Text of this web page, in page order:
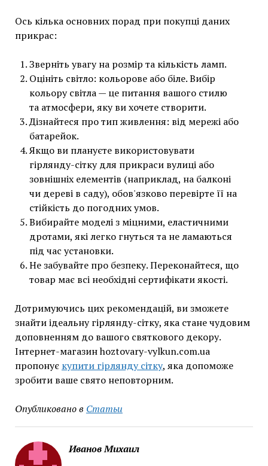
Ось кілька основних порад при покупці даних
прикрас:
Зверніть увагу на розмір та кількість ламп.
Оцініть світло: кольорове або біле. Вибір
кольору світла — це питання вашого стилю
та атмосфери, яку ви хочете створити.
Дізнайтеся про тип живлення: від мережі або
батарейок.
Якщо ви плануєте використовувати
гірлянду-сітку для прикраси вулиці або
зовнішніх елементів (наприклад, на балконі
чи дереві в саду), обов'язково перевірте її на
стійкість до погодних умов.
Вибирайте моделі з міцними, еластичними
дротами, які легко гнуться та не ламаються
під час установки.
Не забувайте про безпеку. Переконайтеся, що
товар має всі необхідні сертифікати якості.
Дотримуючись цих рекомендацій, ви зможете
знайти ідеальну гірлянду-сітку, яка стане чудовим
доповненням до вашого святкового декору.
Інтернет-магазин hoztovary-vylkun.com.ua
пропонує купити гірлянду сітку, яка допоможе
зробити ваше свято неповторним.
Опубликовано в Статьи
Иванов Михаил